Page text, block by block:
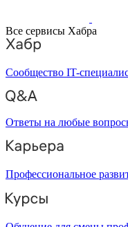
Все сервисы Хабра
Сообщество IT-
Ответы на любые
Профессиональное